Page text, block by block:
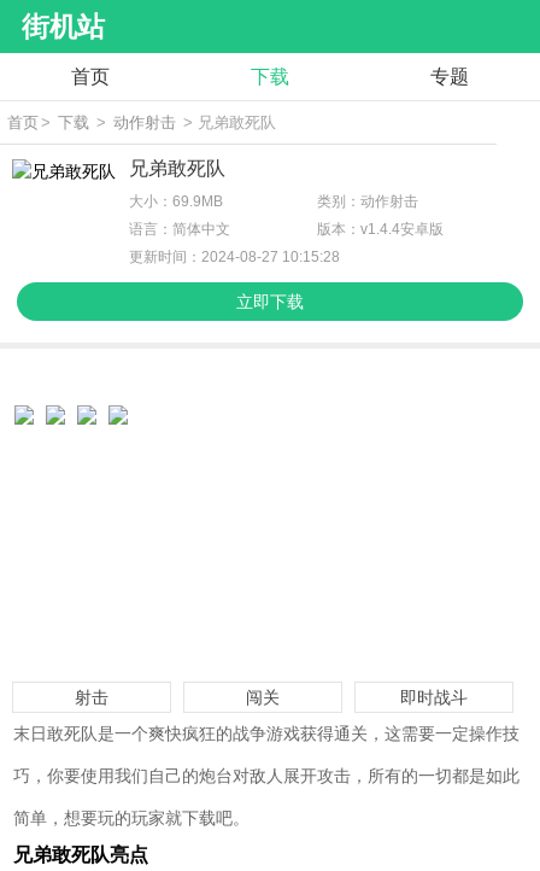
街机站
首页 下载 专题
首页> 下载 > 动作射击 > 兄弟敢死队
兄弟敢死队
大小：69.9MB
类别：动作射击
语言：简体中文
版本：v1.4.4安卓版
更新时间：2024-08-27 10:15:28
立即下载
射击 闯关
即时战斗
末日敢死队是一个爽快疯狂的战争游戏获得通关，这需要一定操作技
巧，你要使用我们自己的炮台对敌人展开攻击，所有的一切都是如此
简单，想要玩的玩家就下载吧。
兄弟敢死队亮点